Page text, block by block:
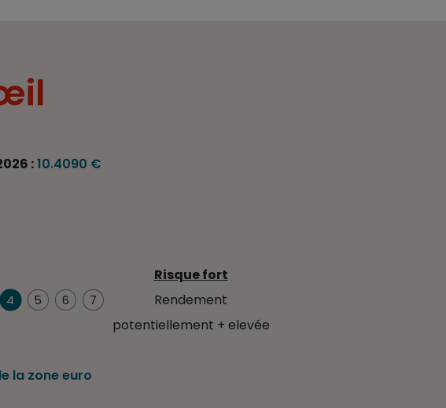
:10.4090 €
4 5 6 7
Risque fort
Rendement
potentiellement + elevée
la zone euro